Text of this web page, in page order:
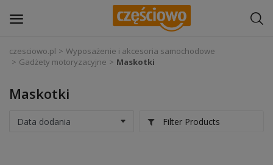
Zaloguj się
Zarejestruj
czesciowo.pl
Wyposażenie i akcesoria samochodowe
Gadżety motoryzacyjne
Maskotki
Maskotki
Filter Products